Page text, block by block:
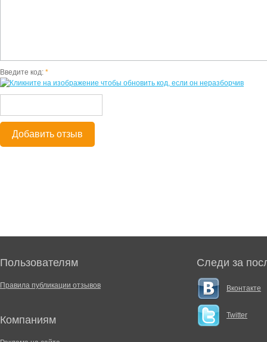
Введите код: *
Добавить отзыв
Пользователям
Правила публикации отзывов
Компаниям
Следи за
Вконтакте
Twitter